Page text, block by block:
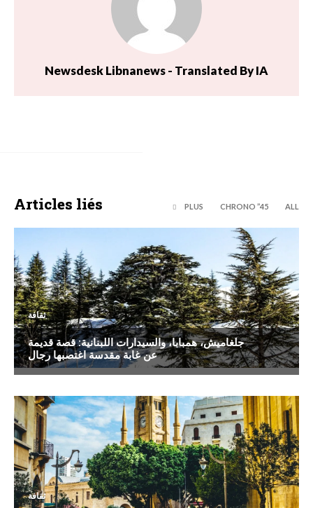
Newsdesk Libnanews - Translated By IA
Articles liés ALL
45’’ CHRONO
PLUS
ثقافة
جلغاميش، همبابا، والسيدارات اللبنانية: قصة قديمة
عن غابة مقدسة اغتصبها رجال
ثقافة